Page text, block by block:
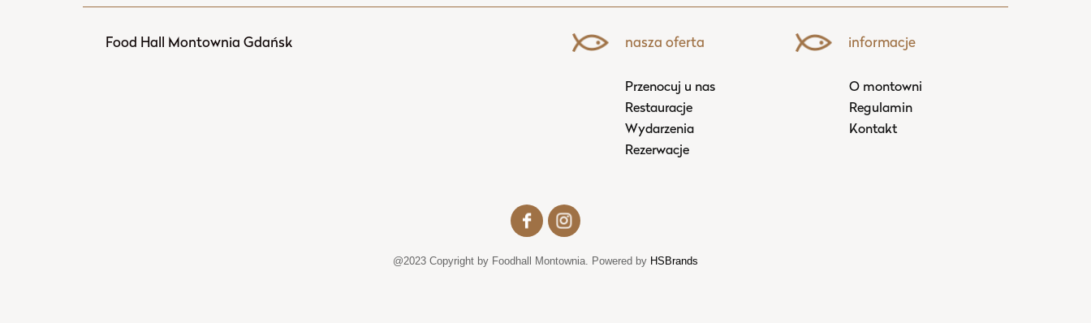
Food Hall Montownia Gdańsk nasza oferta
Przenocuj u nas
Restauracje
Wydarzenia
Rezerwacje
informacje
O montowni
Regulamin
Kontakt
@2023 Copyright by Foodhall Montownia. Powered by HSBrands